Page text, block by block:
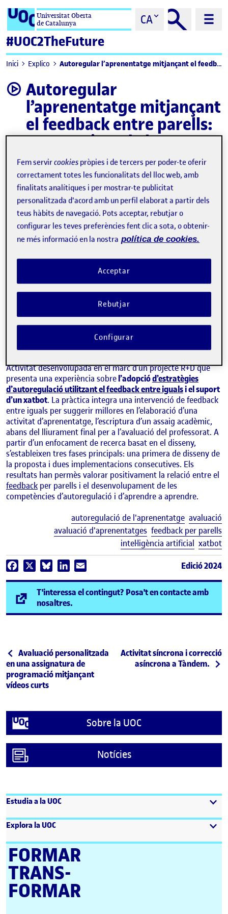
Saltar al contingutUniversitat Oberta
de Catalunya
CA
#UOC2TheFuture
Inici Explico Autoregular l’aprenentatge mitjançant el feedback entre parells: perspectives de la IA generativa
video Autoregular
l’aprenentatge mitjançant
el feedback entre parells:
perspectives de la IA
generativa
Estudis de Psicologia i Ciències de l'Educació de la UOC
Activitat desenvolupada en el marc d’un projecte R+D que
presenta una experiència sobrel’adopciód’estratègies
d’autoregulació utilitzant el feedback entre igualsi el suport
d’un xatbot. La pràctica integra una intervenció de feedback
entre iguals per suggerir millores en l’elaboració d’una
activitat d’aprenentatge, l’escriptura d’un assaig acadèmic,
abans del lliurament final per a l’avaluació del professorat. A
partir d’un enfocament de recerca basat en el disseny,
s’estableixen tres fases principals: una primera de disseny de
la proposta i dues implementacions consecutives. Els
resultats han permès valorar positivament la relació entre el
feedback per parells i el desenvolupament de les
competències d’autoregulació i d’aprendre a aprendre.
autoregulació de l'aprenentatge avaluació
avaluació d'aprenentatges feedback per parells
intel·ligència artificial xatbot
Facebook BlueskyLinkedIn Edició 2024
T'interessa el contingut? Posa't en contacte amb
nosaltres.
Navegació d'entrades
Entrada anterior
Avaluació personalitzada
en una assignatura de
programació mitjançant
vídeos curts
Entrada següent
Activitat síncrona i correcció
asíncrona a Tàndem.
Sobre la UOC
Notícies
Estudia a la UOC
Explora la UOC
FORMAR
TRANS­
FORMAR
Fem servircookies pròpies i de tercers per poder-te oferir
correctament totes les funcionalitats del lloc web, amb
finalitats analítiques i per mostrar-te publicitat
personalitzada d'acord amb un perfil elaborat a partir dels
teus hàbits de navegació. Pots acceptar, rebutjar o
configurar les teves preferències fent clic a sota, o obtenir-
ne més informació en la nostra política de cookies.
Rebutjar
Acceptar
Configurar